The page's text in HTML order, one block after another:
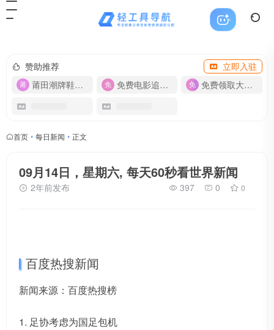
赞助推荐
立即入驻
莆田潮牌鞋服-货源
免费电影追剧APP 免费领取大流量卡【500G】
首页 • 每日新闻 • 正文
09月14日，星期六, 每天60秒看世界新闻
2年前发布 397 0 0
百度热搜新闻
新闻来源：百度热搜榜
1. 足协考虑为国足包机